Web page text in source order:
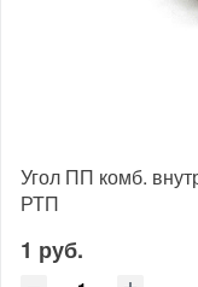
Угол ПП комб.
РТП
1 руб.